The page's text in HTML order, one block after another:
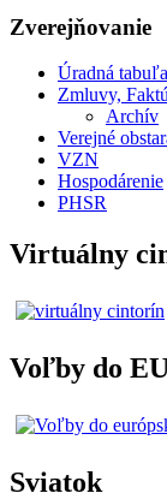
Zverejňovanie
Úradná tabuľa
Zmluvy,
Archív
Verejné
VZN
Hospodárenie
PHSR
Virtuálny
Voľby do
Sviatok